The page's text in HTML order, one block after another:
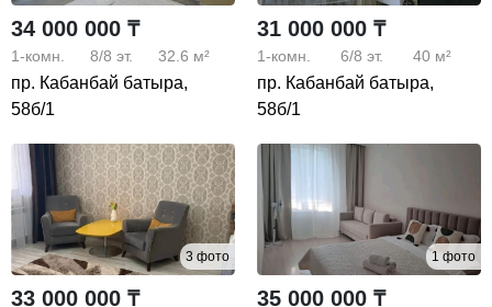
34 000 000 ₸
1-комн. 8/8 эт. 32.6 м²
пр. Кабанбай батыра,
58б/1
31 000 000 ₸
1-комн. 6/8 эт. 40 м²
пр. Кабанбай батыра,
58б/1
3 фото
33 000 000 ₸
1 фото
35 000 000 ₸